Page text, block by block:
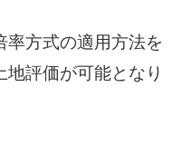
率方式の適用方法を
評価が可能となり